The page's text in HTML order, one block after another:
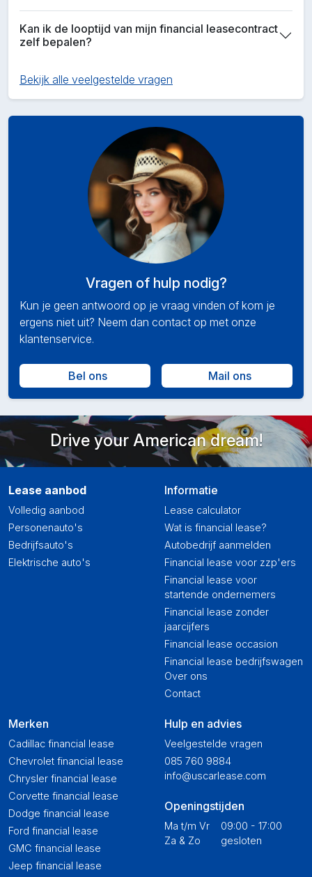
Kan ik de looptijd van mijn financial leasecontract
zelf bepalen?
Bekijk alle veelgestelde vragen
Vragen of hulp nodig?
Kun je geen antwoord op je vraag vinden of kom je
ergens niet uit? Neem dan contact op met onze
klantenservice.
Bel ons Mail ons
Drive your American dream!
Lease aanbod
Volledig aanbod
Personenauto's
Bedrijfsauto's
Elektrische auto's
Merken
Cadillac financial lease
Chevrolet financial lease
Chrysler financial lease
Corvette financial lease
Dodge financial lease
Ford financial lease
GMC financial lease
Jeep financial lease
Informatie
Lease calculator
Wat is financial lease?
Autobedrijf aanmelden
Financial lease voor zzp'ers
Financial lease voor
startende ondernemers
Financial lease zonder
jaarcijfers
Financial lease occasion
Financial lease bedrijfswagen
Over ons
Contact
Hulp en advies
Veelgestelde vragen
085 760 9884
info@uscarlease.com
Openingstijden
Ma t/m Vr
09:00 - 17:00
Za & Zo
gesloten